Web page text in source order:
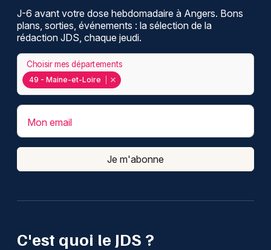
C'est quoi le JDS ?
J-6 avant votre dose hebdomadaire à Angers. Bons
plans, sorties, événements : la sélection de la
rédaction JDS, chaque jeudi.
49 - Maine-et-Loire
Choisir mes départements
Mon email
Je m'abonne